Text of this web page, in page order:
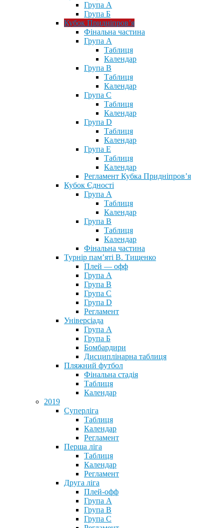
Група А
Група Б
Кубок Придніпров’я
Фінальна частина
Група А
Таблиця
Календар
Група В
Таблиця
Календар
Група С
Таблиця
Календар
Група D
Таблиця
Календар
Група Е
Таблиця
Календар
Регламент Кубка Придніпров’я
Кубок Єдності
Група А
Таблиця
Календар
Група В
Таблиця
Календар
Фінальна частина
Турнір пам’яті В. Тищенко
Плей — офф
Група А
Група B
Група С
Група D
Регламент
Універсіада
Група А
Група Б
Бомбардири
Дисциплінарна таблиця
Пляжний футбол
Фінальна стадія
Таблиця
Календар
2019
Суперліга
Таблиця
Календар
Регламент
Перша ліга
Таблиця
Календар
Регламент
Друга ліга
Плей-офф
Група А
Група В
Група С